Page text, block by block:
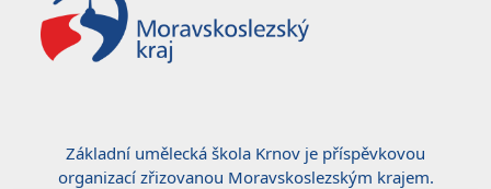
Základní umělecká škola Krnov je příspěvkovou
organizací zřizovanou Moravskoslezským krajem.